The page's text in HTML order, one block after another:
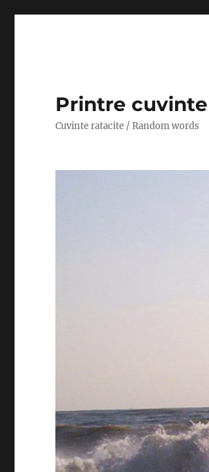
Printre
Cuvinte ratacite / Random words